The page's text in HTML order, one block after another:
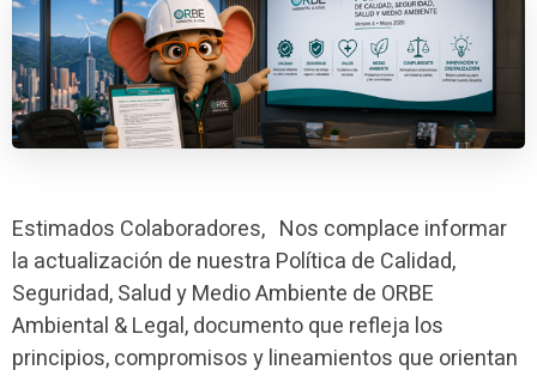
Estimados Colaboradores, Nos complace informar
la actualización de nuestra Política de Calidad,
Seguridad, Salud y Medio Ambiente de ORBE
Ambiental & Legal, documento que refleja los
principios, compromisos y lineamientos que orientan